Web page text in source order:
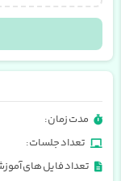
مدت زمان:
تعداد جلسات:
تعداد فایل های